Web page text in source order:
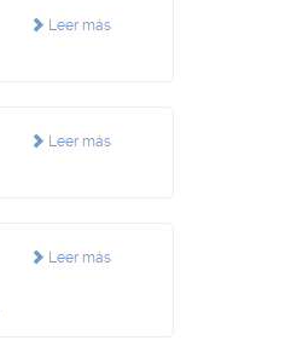
Leer más
Leer más
Leer más